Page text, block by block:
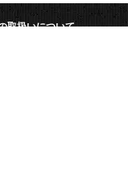
取扱いについて